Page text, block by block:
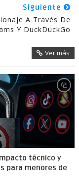
Siguiente
A Través De
Y DuckDuckGo
Ver más
técnico y
para menores de